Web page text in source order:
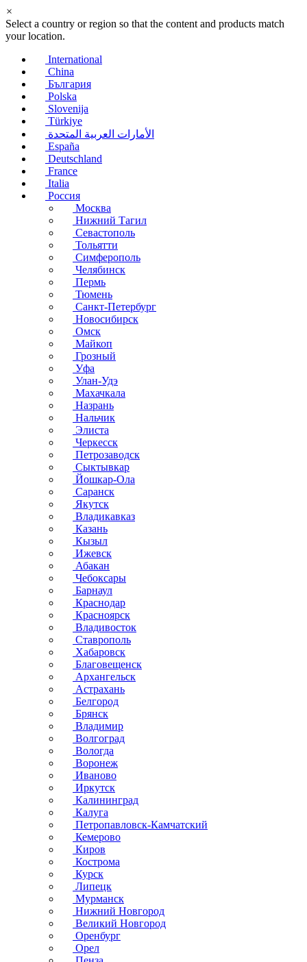
×
Select a country or region so that the content and products match
your location.
International
China
България
Polska
Slovenija
Türkiye
الأمارات العربية المتحدة
España
Deutschland
France
Italia
Россия
Москва
Нижний Тагил
Севастополь
Тольятти
Симферополь
Челябинск
Пермь
Тюмень
Санкт-Петербург
Новосибирск
Омск
Майкоп
Грозный
Уфа
Улан-Удэ
Махачкала
Назрань
Нальчик
Элиста
Черкесск
Петрозаводск
Сыктывкар
Йошкар-Ола
Саранск
Якутск
Владикавказ
Казань
Кызыл
Ижевск
Абакан
Чебоксары
Барнаул
Краснодар
Красноярск
Владивосток
Ставрополь
Хабаровск
Благовещенск
Архангельск
Астрахань
Белгород
Брянск
Владимир
Волгоград
Вологда
Воронеж
Иваново
Иркутск
Калининград
Калуга
Петропавловск-Камчатский
Кемерово
Киров
Кострома
Курск
Липецк
Мурманск
Нижний Новгород
Великий Новгород
Оренбург
Орел